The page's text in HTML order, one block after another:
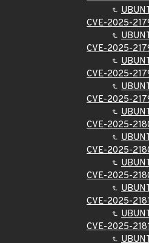
CVE-2025-
CVE-2025-
CVE-2025-
CVE-2025-
CVE-2025-
CVE-2025-
CVE-2025-
CVE-2025-
CVE-2025-